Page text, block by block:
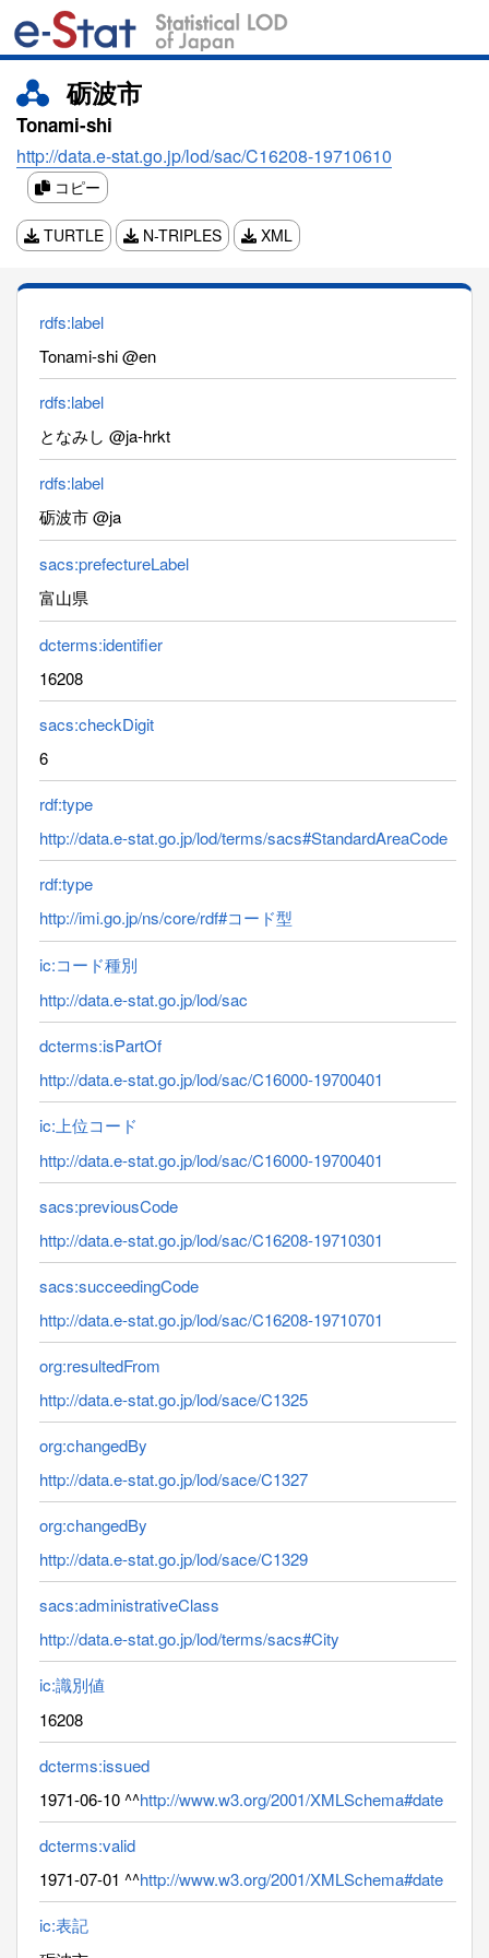
砺波市
Tonami-shi
http://data.e-stat.go.jp/lod/sac/C16208-19710610
コピー
TURTLE N-TRIPLES XML
rdfs:label
Tonami-shi @en
rdfs:label
となみし @ja-hrkt
rdfs:label
砺波市 @ja
sacs:prefectureLabel
富山県
dcterms:identifier
16208
sacs:checkDigit
6
rdf:type
http://data.e-stat.go.jp/lod/terms/sacs#StandardAreaCode
rdf:type
http://imi.go.jp/ns/core/rdf#コード型
ic:コード種別
http://data.e-stat.go.jp/lod/sac
dcterms:isPartOf
http://data.e-stat.go.jp/lod/sac/C16000-19700401
ic:上位コード
http://data.e-stat.go.jp/lod/sac/C16000-19700401
sacs:previousCode
http://data.e-stat.go.jp/lod/sac/C16208-19710301
sacs:succeedingCode
http://data.e-stat.go.jp/lod/sac/C16208-19710701
org:resultedFrom
http://data.e-stat.go.jp/lod/sace/C1325
org:changedBy
http://data.e-stat.go.jp/lod/sace/C1327
org:changedBy
http://data.e-stat.go.jp/lod/sace/C1329
sacs:administrativeClass
http://data.e-stat.go.jp/lod/terms/sacs#City
ic:識別値
16208
dcterms:issued
1971-06-10 ^^http://www.w3.org/2001/XMLSchema#date
dcterms:valid
1971-07-01 ^^http://www.w3.org/2001/XMLSchema#date
ic:表記